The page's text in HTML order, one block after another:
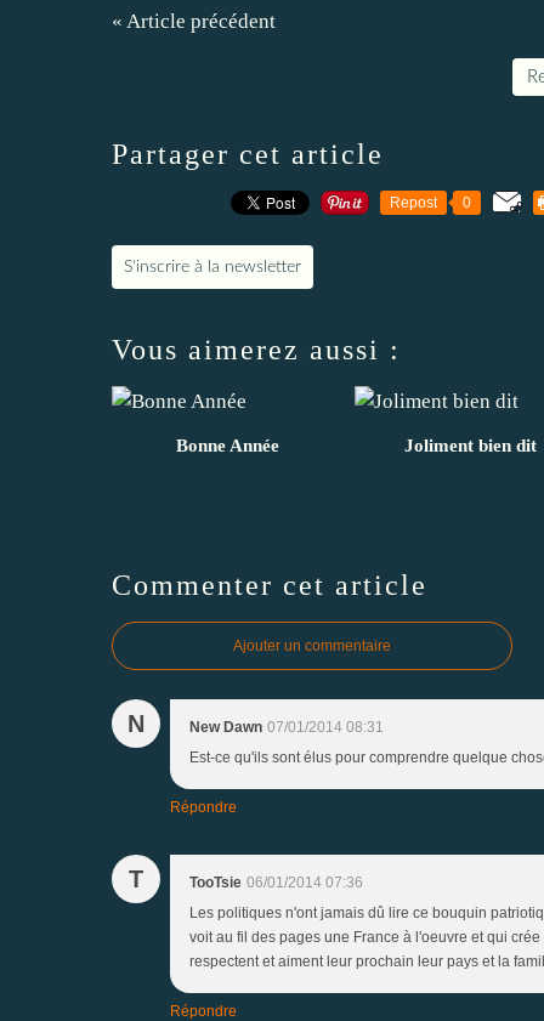
« Article précédent
Partager cet article
Repost 0
S'inscrire à la newsletter
Vous aimerez aussi :
Bonne Année Joliment bien dit
Commenter cet article
Ajouter un commentaire
N New Dawn 07/01/2014 08:31
Est-ce qu'ils sont élus pour comprendre quelque
Répondre
T TooTsie 06/01/2014 07:36
Les politiques n'ont jamais dû lire ce bouquin
voit au fil des pages une France à l'oeuvre et qui
respectent et aiment leur prochain leur pays et la
Répondre